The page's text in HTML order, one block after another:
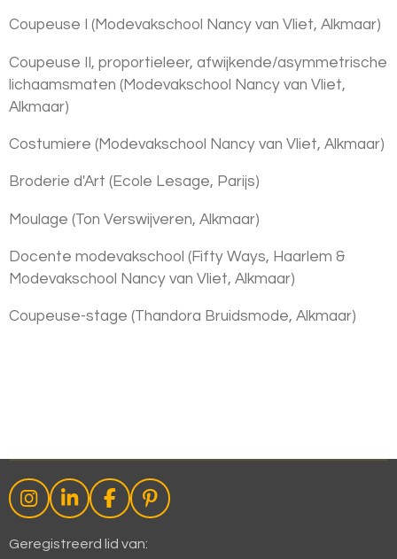
Coupeuse I (Modevakschool Nancy van Vliet, Alkmaar)
Coupeuse II, proportieleer, afwijkende/asymmetrische
lichaamsmaten (Modevakschool Nancy van Vliet,
Alkmaar)
Costumiere (Modevakschool Nancy van Vliet, Alkmaar)
Broderie d'Art (Ecole Lesage, Parijs)
Moulage (Ton Verswijveren, Alkmaar)
Docente modevakschool (Fifty Ways, Haarlem &
Modevakschool Nancy van Vliet, Alkmaar)
Coupeuse-stage (Thandora Bruidsmode, Alkmaar)
I
n
s
L
i
n
F
a
c
P
i
Geregistreerd lid van: